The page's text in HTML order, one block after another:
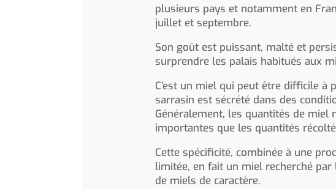
plusieurs pays et notamment en
juillet et septembre.
Son goût est puissant, malté et
surprendre les palais habitués aux
C’est un miel qui peut être difficile à
sarrasin est sécrété dans des
Généralement, les quantités de
importantes que les quantités
Cette spécificité, combinée à une
limitée, en fait un miel recherché
de miels de caractère.